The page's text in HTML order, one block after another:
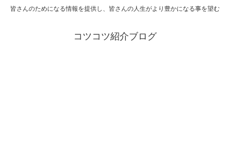
皆さんのためになる情報を提供し、皆さんの人生がより豊かになる事を望む
コツコツ紹介ブログ